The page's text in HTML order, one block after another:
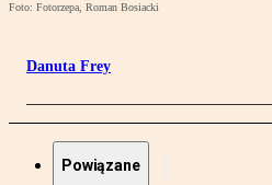
Foto: Fotorzepa, Roman Bosiacki
Danuta Frey
Powiązane